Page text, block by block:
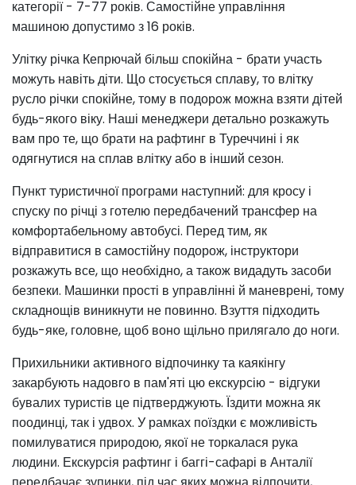
категорії - 7-77 років. Самостійне управління
машиною допустимо з 16 років.
Улітку річка Кепрючай більш спокійна - брати участь
можуть навіть діти. Що стосується сплаву, то влітку
русло річки спокійне, тому в подорож можна взяти дітей
будь-якого віку. Наші менеджери детально розкажуть
вам про те, що брати на рафтинг в Туреччині і як
одягнутися на сплав влітку або в інший сезон.
Пункт туристичної програми наступний: для кросу і
спуску по річці з готелю передбачений трансфер на
комфортабельному автобусі. Перед тим, як
відправитися в самостійну подорож, інструктори
розкажуть все, що необхідно, а також видадуть засоби
безпеки. Машинки прості в управлінні й маневрені, тому
складнощів виникнути не повинно. Взуття підходить
будь-яке, головне, щоб воно щільно прилягало до ноги.
Прихильники активного відпочинку та каякінгу
закарбують надовго в пам'яті цю екскурсію - відгуки
бувалих туристів це підтверджують. Їздити можна як
поодинці, так і удвох. У рамках поїздки є можливість
помилуватися природою, якої не торкалася рука
людини. Екскурсія рафтинг і баггі-сафарі в Анталії